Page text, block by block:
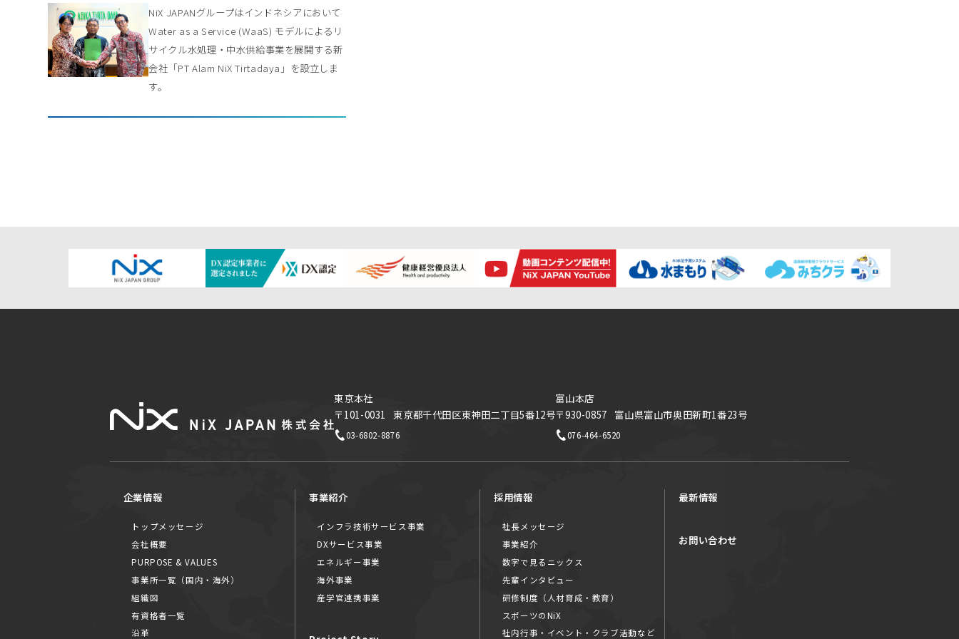
NiX JAPANグループはインドネシアにおいて
Water as a Service (WaaS) モデルによるリ
サイクル水処理・中水供給事業を展開する新
会社「PT Alam NiX Tirtadaya」を設立しま
す。
東京本社
〒101-0031
東京都千代田区東神田二丁目5番12号
03-6802-8876
富山本店
〒930-0857 富山県富山市奥田新町1番23号
076-464-6520
企業情報
トップメッセージ
会社概要
PURPOSE & VALUES
事業所一覧（国内・海外）
組織図
有資格者一覧
沿革
事業紹介
インフラ技術サービス事業
DXサービス事業
エネルギー事業
海外事業
産学官連携事業
採用情報
社長メッセージ
事業紹介
数字で見るニックス
先輩インタビュー
研修制度（人材育成・教育）
スポーツのNiX
社内行事・イベント・クラブ活動など
最新情報
お問い合わせ